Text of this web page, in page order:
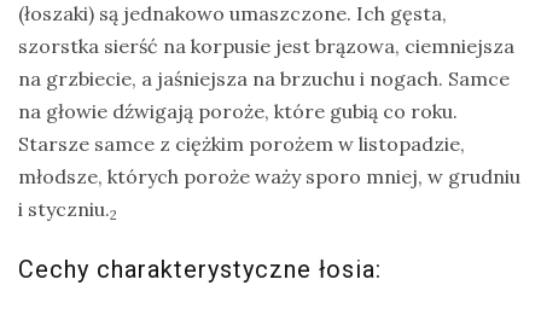
(łoszaki) są jednakowo umaszczone. Ich gęsta,
szorstka sierść na korpusie jest brązowa, ciemniejsza
na grzbiecie, a jaśniejsza na brzuchu i nogach. Samce
na głowie dźwigają poroże, które gubią co roku.
Starsze samce z ciężkim porożem w listopadzie,
młodsze, których poroże waży sporo mniej, w grudniu
i styczniu.2
Cechy charakterystyczne łosia: